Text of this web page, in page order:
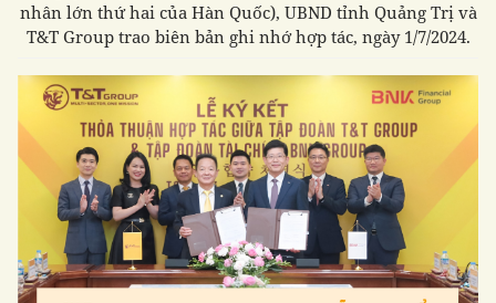
nhân lớn thứ hai của Hàn Quốc), UBND tỉnh Quảng Trị và
T&T Group trao biên bản ghi nhớ hợp tác, ngày 1/7/2024.